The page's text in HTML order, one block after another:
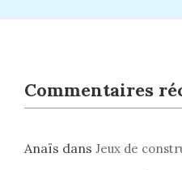
Commentaires
Anaïs dans Jeux de